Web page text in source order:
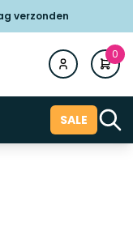
verzonden
0
SALE